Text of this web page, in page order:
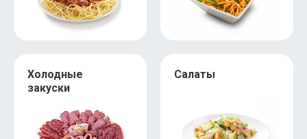
Холодные
закуски
Салаты